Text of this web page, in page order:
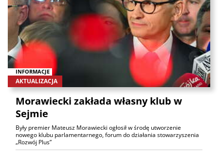
INFORMACJE
AKTUALIZACJA
Morawiecki zakłada własny klub w
Sejmie
Były premier Mateusz Morawiecki ogłosił w środę utworzenie
nowego klubu parlamentarnego, forum do działania stowarzyszenia
„Rozwój Plus”